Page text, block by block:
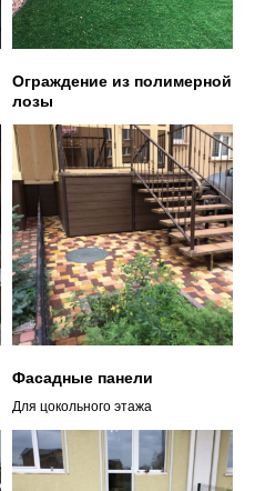
Ограждение из полимерной
лозы
Фасадные панели
Для цокольного этажа